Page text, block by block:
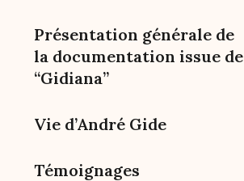
Présentation générale de
la documentation issue de
“Gidiana”
Vie d’André Gide
Témoignages